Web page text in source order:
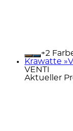
+
Krawatte
VENTI
Aktueller